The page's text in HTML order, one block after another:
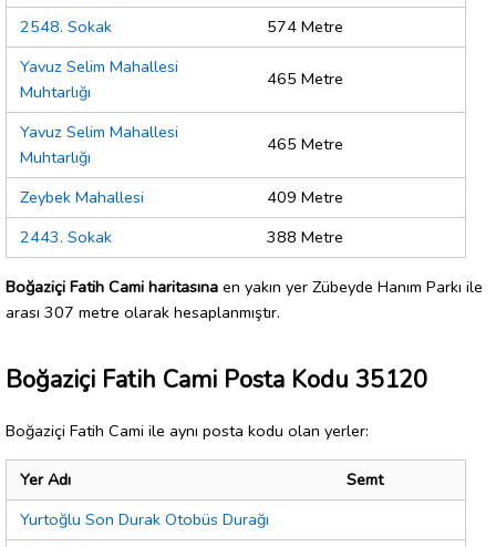
2548. Sokak
574 Metre
Yavuz Selim Mahallesi
Muhtarlığı
465 Metre
Yavuz Selim Mahallesi
Muhtarlığı
465 Metre
Zeybek Mahallesi
409 Metre
2443. Sokak
388 Metre
Boğaziçi Fatih Cami haritasına en yakın yer Zübeyde Hanım Parkı ile
arası 307 metre olarak hesaplanmıştır.
Boğaziçi Fatih Cami Posta Kodu 35120
Boğaziçi Fatih Cami ile aynı posta kodu olan yerler:
Yer Adı
Semt
Yurtoğlu Son Durak Otobüs Durağı